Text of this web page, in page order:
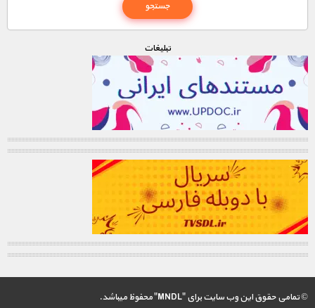
تبليغات
© تمامی حقوق این وب سایت برای "MNDL" محفوظ میباشد.